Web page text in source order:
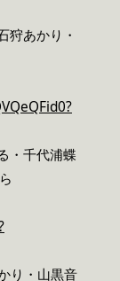
狩あかり・
・千代浦蝶
り・山黒音